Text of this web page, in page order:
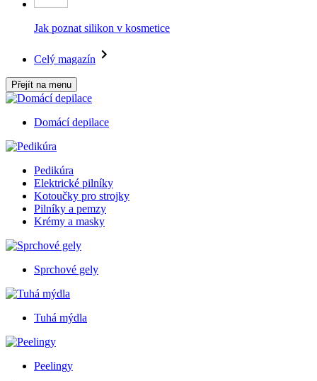
Jak poznat silikon v kosmetice
Celý magazín
Přejít na menu
Domácí depilace
Pedikúra
Elektrické pilníky
Kotoučky pro strojky
Pilníky a pemzy
Krémy a masky
Sprchové gely
Tuhá mýdla
Peelingy